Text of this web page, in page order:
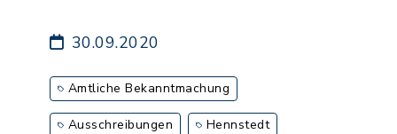
30.09.2020
Amtliche Bekanntmachung
Ausschreibungen Hennstedt